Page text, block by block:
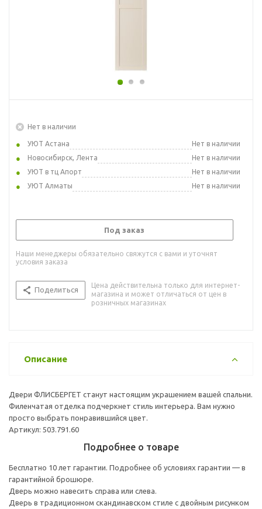
Нет в наличии
УЮТ Астана
Нет в наличии
Новосибирск, Лента
Нет в наличии
УЮТ в тц Апорт
Нет в наличии
УЮТ Алматы
Нет в наличии
Под заказ
Наши менеджеры обязательно свяжутся с вами и уточнят
условия заказа
Поделиться
Цена действительна только для интернет-
магазина и может отличаться от цен в
розничных магазинах
Описание
Двери ФЛИСБЕРГЕТ станут настоящим украшением вашей спальни.
Филенчатая отделка подчеркнет стиль интерьера. Вам нужно
просто выбрать понравившийся цвет.
Артикул: 503.791.60
Подробнее о товаре
Бесплатно 10 лет гарантии. Подробнее об условиях гарантии — в
гарантийной брошюре.
Дверь можно навесить справа или слева.
Дверь в традиционном скандинавском стиле с двойным рисунком